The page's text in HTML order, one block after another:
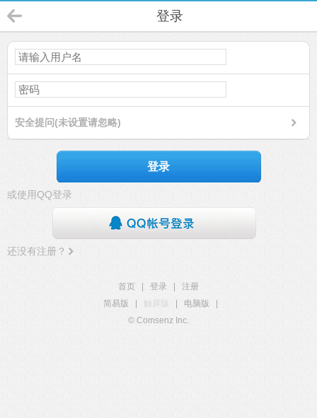
登录
安全提问(未设置请忽略)
登录
或使用QQ登录
还没有注册？
首页 登录
注册
简易版
触屏版 电脑版
© Comsenz Inc.